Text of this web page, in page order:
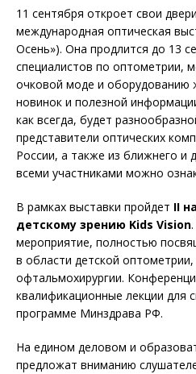
11 сентября откроет свои
международная оптическая
Осень»). Она продлится до 13
специалистов по оптометрии,
очковой моде и оборудованию
новинок и полезной
как всегда, будет
представители оптических
России, а также из ближнего и
всеми участниками можно
В рамках выставки пройдет II
детскому зрению Kids Vision
мероприятие, полностью
в области детской
офтальмохирургии.
квалификационные лекции для
программе Минздрава РФ.
На едином деловом и
предложат вниманию